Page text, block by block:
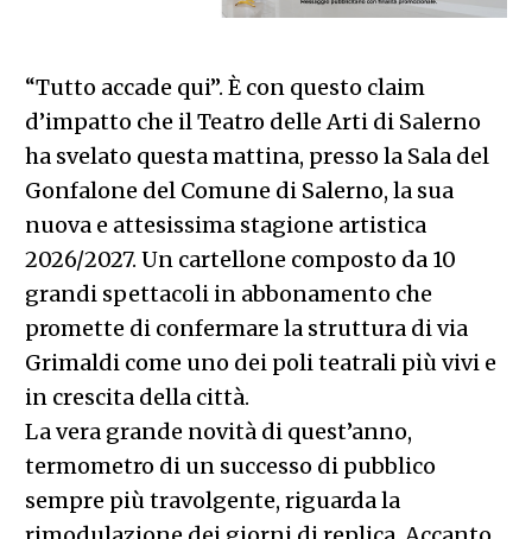
“Tutto accade qui”. È con questo claim
d’impatto che il Teatro delle Arti di Salerno
ha svelato questa mattina, presso la Sala del
Gonfalone del Comune di Salerno, la sua
nuova e attesissima stagione artistica
2026/2027. Un cartellone composto da 10
grandi spettacoli in abbonamento che
promette di confermare la struttura di via
Grimaldi come uno dei poli teatrali più vivi e
in crescita della città.
La vera grande novità di quest’anno,
termometro di un successo di pubblico
sempre più travolgente, riguarda la